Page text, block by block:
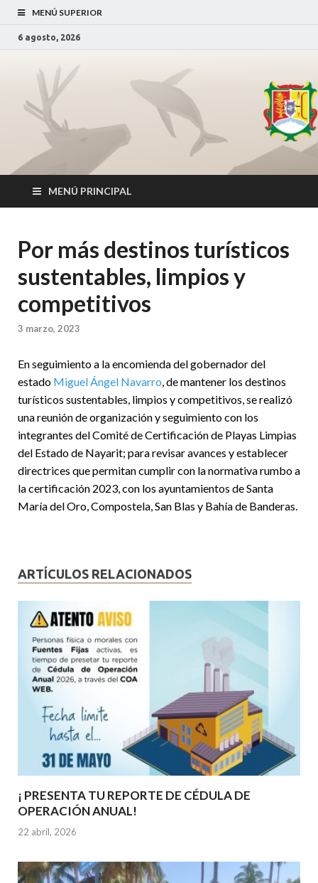
MENÚ SUPERIOR
6 agosto, 2026
Secretaría de
Desarrollo
Sustentable
SDS Nayarit
_
MENÚ PRINCIPAL
Por más destinos turísticos
sustentables, limpios y
competitivos
3 marzo, 2023
En seguimiento a la encomienda del gobernador del
estado Miguel Ángel Navarro, de mantener los destinos
turísticos sustentables, limpios y competitivos, se realizó
una reunión de organización y seguimiento con los
integrantes del Comité de Certificación de Playas Limpias
del Estado de Nayarit; para revisar avances y establecer
directrices que permitan cumplir con la normativa rumbo a
la certificación 2023, con los ayuntamientos de Santa
María del Oro, Compostela, San Blas y Bahía de Banderas.
ARTÍCULOS RELACIONADOS
¡ PRESENTA TU REPORTE DE CÉDULA DE
OPERACIÓN ANUAL!
22 abril, 2026